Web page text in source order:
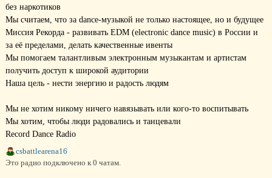
без наркотиков
Мы считаем, что за dance-музыкой не только настоящее, но и будущее
Миссия Рекорда - развивать EDM (electronic dance music) в России и
за её пределами, делать качественные ивенты
Мы помогаем талантливым электронным музыкантам и артистам
получить доступ к широкой аудитории
Наша цель - нести энергию и радость людям
Мы не хотим никому ничего навязывать или кого-то воспитывать
Мы хотим, чтобы люди радовались и танцевали
Record Dance Radio
csbattlearena16
Это радио подключено к 0 чатам.